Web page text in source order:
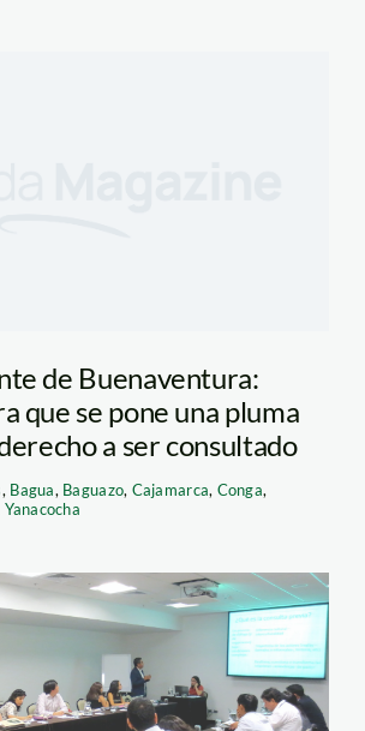
de Buenaventura:
que se pone una pluma
a ser consultado
, Bagua, Baguazo, Cajamarca, Conga,
Yanacocha